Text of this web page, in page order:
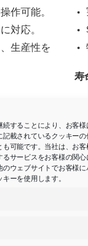
することにより、お客
記載されているクッキー
も可能です。当社は、お
サービスをお客様の関
ウェブサイトでお客様
ーを使用します。
作可能。
対応。
生産性を
寿